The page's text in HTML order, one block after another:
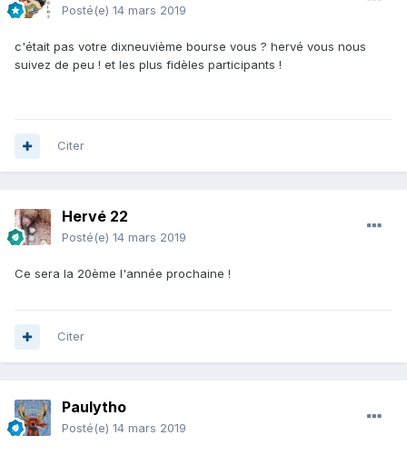
Posté(e) 14 mars 2019
c'était pas votre dixneuvième bourse vous ? hervé vous nous
suivez de peu ! et les plus fidèles participants !
Citer
Hervé 22
Posté(e) 14 mars 2019
Ce sera la 20ème l'année prochaine !
Citer
Paulytho
Posté(e) 14 mars 2019